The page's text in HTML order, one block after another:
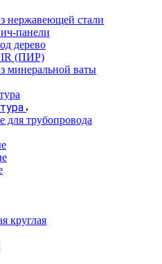
нержавеющей стали
панели
дерево
(ПИР)
минеральной ваты
для трубопровода
круглая